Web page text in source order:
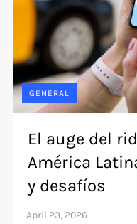
GENERAL
El auge del
América
y desafíos